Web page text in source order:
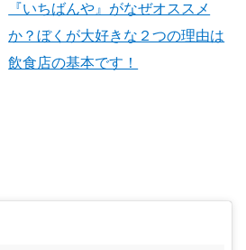
『いちばんや』がなぜオススメ
か？ぼくが大好きな２つの理由は
飲食店の基本です！